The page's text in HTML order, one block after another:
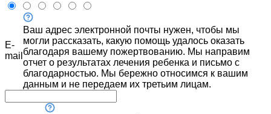
E-
mail
Ваш адрес электронной почты нужен, чтобы мы
могли рассказать, какую помощь удалось оказать
благодаря вашему пожертвованию. Мы направим
отчет о результатах лечения ребенка и письмо с
благодарностью. Мы бережно относимся к вашим
данным и не передаем их третьим лицам.